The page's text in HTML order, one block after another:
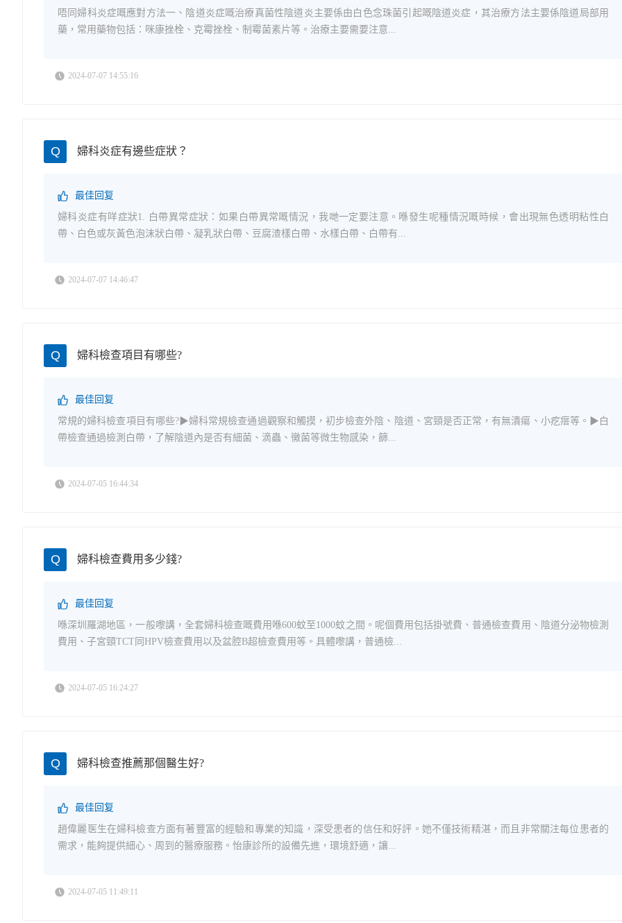
唔同婦科炎症嘅應對方法一、陰道炎症嘅治療真菌性陰道炎主要係由白色念珠菌引起嘅陰道炎症，其治療方法主要係陰道局部用
藥，常用藥物包括：咪康挫栓、克霉挫栓、制霉菌素片等。治療主要需要注意...
2024-07-07 14:55:16
Q 婦科炎症有邊些症狀？
最佳回复
婦科炎症有咩症狀1. 白帶異常症狀：如果白帶異常嘅情況，我哋一定要注意。喺發生呢種情況嘅時候，會出現無色透明粘性白
帶、白色或灰黃色泡沫狀白帶、凝乳狀白帶、豆腐渣樣白帶、水樣白帶、白帶有...
2024-07-07 14:46:47
Q 婦科檢查項目有哪些?
最佳回复
常規的婦科檢查項目有哪些?▶婦科常規檢查通過觀察和觸摸，初步檢查外陰、陰道、宮頸是否正常，有無潰瘍、小疙瘩等。▶白
帶檢查通過檢測白帶，了解陰道內是否有細菌、滴蟲、黴菌等微生物感染，篩...
2024-07-05 16:44:34
Q 婦科檢查費用多少錢?
最佳回复
喺深圳羅湖地區，一般嚟講，全套婦科檢查嘅費用喺600蚊至1000蚊之間。呢個費用包括掛號費、普通檢查費用、陰道分泌物檢測
費用、子宮頸TCT同HPV檢查費用以及盆腔B超檢查費用等。具體嚟講，普通檢...
2024-07-05 16:24:27
Q 婦科檢查推薦那個醫生好?
最佳回复
趙偉麗医生在婦科檢查方面有著豐富的經驗和專業的知識，深受患者的信任和好評。她不僅技術精湛，而且非常關注每位患者的
需求，能夠提供細心、周到的醫療服務。怡康診所的設備先進，環境舒適，讓...
2024-07-05 11:49:11